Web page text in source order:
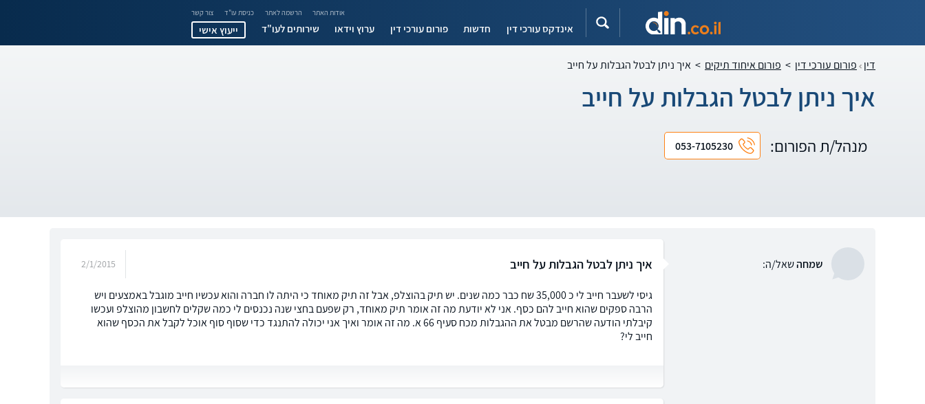
אודות האתר הרשמה לאתר כניסת עו"ד צור קשר
אינדקס עורכי דין חדשות פורום עורכי דין ערוץ וידאו שירותים לעו"ד ייעוץ אישי
דין פורום עורכי דין > פורום איחוד תיקים > איך ניתן לבטל הגבלות על חייב
איך ניתן לבטל הגבלות על חייב
מנהל/ת הפורום: 053-7105230
שמחהשאל/ה: איך ניתן לבטל הגבלות על חייב 2/1/2015
גיסי לשעבר חייב לי כ 35,000 שח כבר כמה שנים. יש תיק בהוצלפ, אבל זה תיק מאוחד כי היתה לו חברה והוא עכשיו חייב מוגבל באמצעים ויש
הרבה ספקים שהוא חייב להם כסף. אני לא יודעת מה זה אומר תיק מאוחד, רק שפעם בחצי שנה נכנסים לי כמה שקלים לחשבון מהוצלפ ועכשו
קיבלתי הודעה שהרשם מבטל את ההגבלות מכח סעיף 66 א. מה זה אומר ואיך אני יכולה להתנגד כדי שסוף סוף אוכל לקבל את הכסף שהוא
חייב לי?